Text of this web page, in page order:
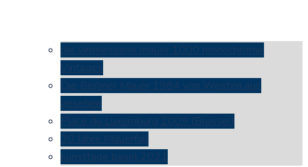
die vermessene mauer 1000 monochrome
Vintages
Die Berliner Mauer 1984 von Westen aus
gesehen
Place du Luxemburg 2009 (Brüssel)
30 Jahre Mauerfall
kunsttage basel 2021